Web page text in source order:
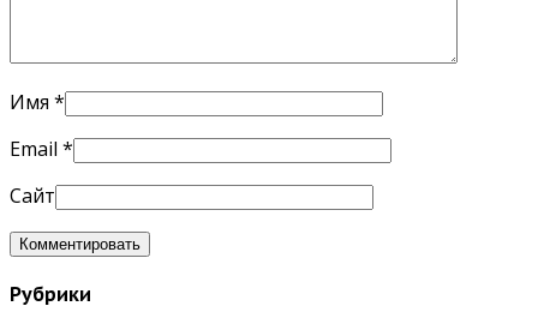
Имя *
Email *
Сайт
Рубрики